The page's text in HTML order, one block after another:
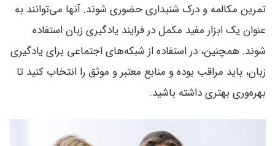
تمرین مکالمه و درک شنیداری حضوری شوند. آنها می‌توانند به
عنوان یک ابزار مفید مکمل در فرایند یادگیری زبان استفاده
شوند. همچنین، در استفاده از شبکه‌های اجتماعی برای یادگیری
زبان، باید مراقب بوده و منابع معتبر و موثق را انتخاب کنید تا
بهره‌وری بهتری داشته باشید.